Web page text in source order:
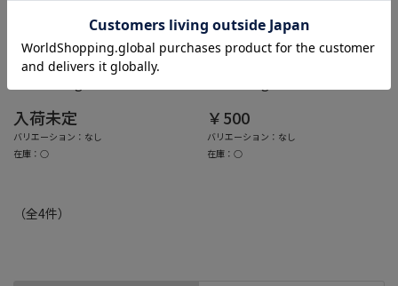
ベルディオ UVマイルドジェルN
入荷未定
バリエーション：なし
在庫：○
PCボンバー
￥500
バリエーション：なし
在庫：○
（全4件）